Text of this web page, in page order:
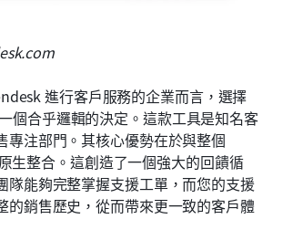
進行客戶服務的企業而言，選擇
個合乎邏輯的決定。這款工具是知名客
專注部門。其核心優勢在於與整個
生整合。這創造了一個強大的回饋循
隊能夠完整掌握支援工單，而您的支援
的銷售歷史，從而帶來更一致的客戶體